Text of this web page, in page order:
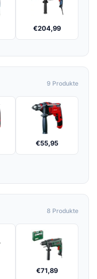
€204,99
9 Produkte
€55,95
8 Produkte
€71,89